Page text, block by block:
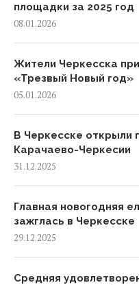
площадки за 2025 год
08.01.2026
Жители Черкесска
«Трезвый Новый год»
05.01.2026
В Черкесске открыли
Карачаево-Черкесии
31.12.2025
Главная новогодняя
зажглась в Черкесске
29.12.2025
Средняя